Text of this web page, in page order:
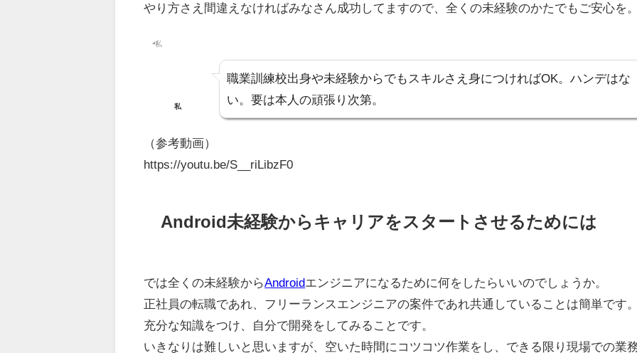
やり方さえ間違えなければみなさん成功してますので、全くの未経験のかたでもご安心を
私
職業訓練校出身や未経験からでもスキルさえ身につければOK。ハンデはな
い。要は本人の頑張り次第。
（参考動画）
https://youtu.be/S__riLibzF0
Android未経験からキャリアをスタートさせるためには
では全くの未経験からAndroidエンジニアになるために何をしたらいいのでしょうか。
正社員の転職であれ、フリーランスエンジニアの案件であれ共通していることは簡単です
充分な知識をつけ、自分で開発をしてみることです。
いきなりは難しいと思いますが、空いた時間にコツコツ作業をし、できる限り現場での業